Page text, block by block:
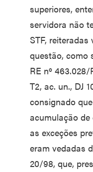
superiores,
servidora não
STF, reiteradas
questão, como
RE nº
T2, ac. un., DJ
consignado
acumulação
as exceções
eram vedadas
20/98, que,